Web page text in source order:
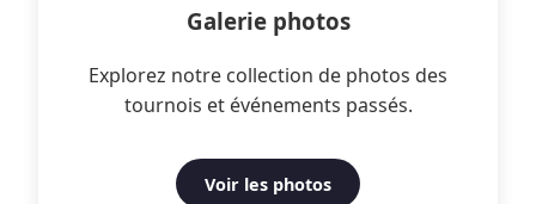
Galerie photos
Explorez notre collection de photos des
tournois et événements passés.
Voir les photos